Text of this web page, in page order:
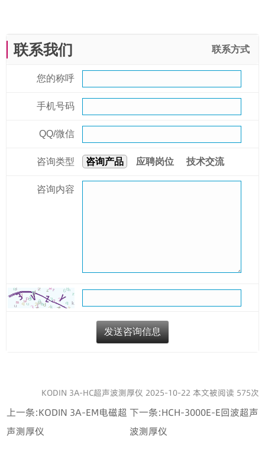
联系我们 联系方式
您的称呼
手机号码
QQ/微信
咨询类型 咨询产品 应聘岗位 技术交流
咨询内容
KODIN 3A-HC超声波测厚仪 2025-10-22 本文被阅读 575次
上一条:KODIN 3A-EM电磁超
声测厚仪
下一条:HCH-3000E-E回波超声
波测厚仪